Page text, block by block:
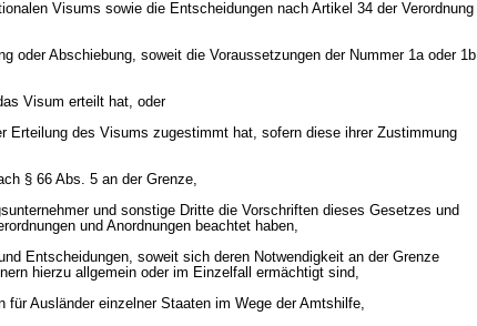
Visums sowie die Entscheidungen nach Artikel 34 der Verordnung
oder Abschiebung, soweit die Voraussetzungen der Nummer 1a oder 1b
Visum erteilt hat, oder
Erteilung des Visums zugestimmt hat, sofern diese ihrer Zustimmung
§ 66 Abs. 5 an der Grenze,
und sonstige Dritte die Vorschriften dieses Gesetzes und
und Anordnungen beachtet haben,
Entscheidungen, soweit sich deren Notwendigkeit an der Grenze
hierzu allgemein oder im Einzelfall ermächtigt sind,
für Ausländer einzelner Staaten im Wege der Amtshilfe,